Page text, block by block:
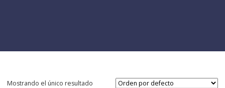
Mostrando el único resultado